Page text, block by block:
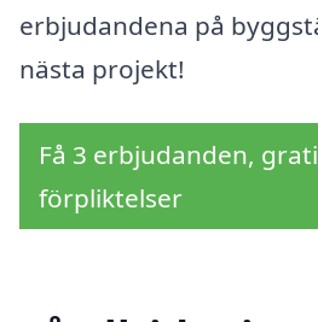
erbjudandena på
nästa projekt!
Få 3 erbjudanden,
förpliktelser